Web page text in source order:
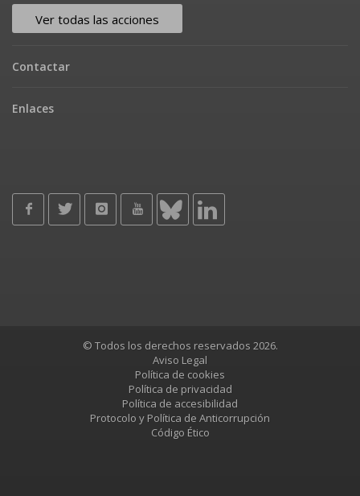
Ver todas las acciones
Contactar
Enlaces
© Todos los derechos reservados 2026.
Aviso Legal
Política de cookies
Política de privacidad
Política de accesibilidad
Protocolo y Política de Anticorrupción
Código Ético